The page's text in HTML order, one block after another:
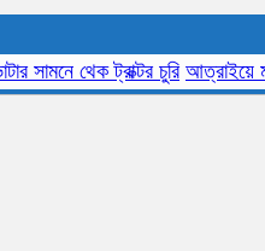
থেক ট্রাক্টর চুরি আত্রাইয়ে মসজিদে